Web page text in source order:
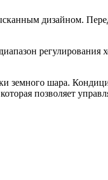
дизайном.
регулирования
земного шара.
позволяет